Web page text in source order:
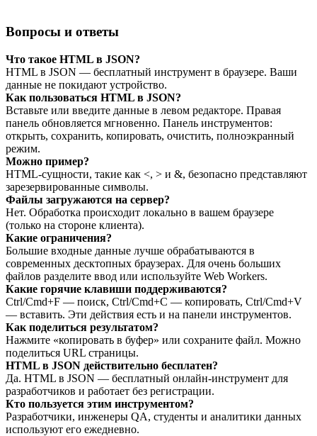
Вопросы и ответы
Что такое HTML в JSON?
HTML в JSON — бесплатный инструмент в браузере. Ваши
данные не покидают устройство.
Как пользоваться HTML в JSON?
Вставьте или введите данные в левом редакторе. Правая
панель обновляется мгновенно. Панель инструментов:
открыть, сохранить, копировать, очистить, полноэкранный
режим.
Можно пример?
HTML‑сущности, такие как <, > и &, безопасно представляют
зарезервированные символы.
Файлы загружаются на сервер?
Нет. Обработка происходит локально в вашем браузере
(только на стороне клиента).
Какие ограничения?
Большие входные данные лучше обрабатываются в
современных десктопных браузерах. Для очень больших
файлов разделите ввод или используйте Web Workers.
Какие горячие клавиши поддерживаются?
Ctrl/Cmd+F — поиск, Ctrl/Cmd+C — копировать, Ctrl/Cmd+V
— вставить. Эти действия есть и на панели инструментов.
Как поделиться результатом?
Нажмите «копировать в буфер» или сохраните файл. Можно
поделиться URL страницы.
HTML в JSON действительно бесплатен?
Да. HTML в JSON — бесплатный онлайн‑инструмент для
разработчиков и работает без регистрации.
Кто пользуется этим инструментом?
Разработчики, инженеры QA, студенты и аналитики данных
используют его ежедневно.